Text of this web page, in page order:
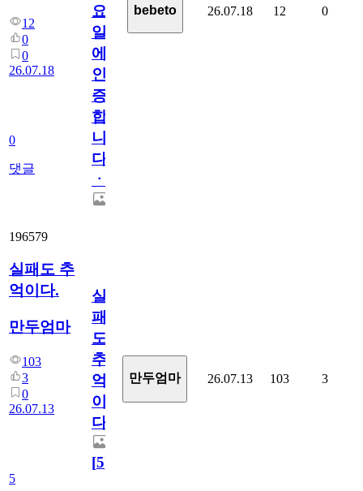
12
0
0
26.07.18
0
댓글
요
일
에
인
증
합
니
다
ㆍ
bebeto 26.07.18 12 0
196579
실패도 추
억이다.
만두엄마
103
3
0
26.07.13
5
실
패
도
추
억
이
다.
[5]
만두엄마 26.07.13 103 3